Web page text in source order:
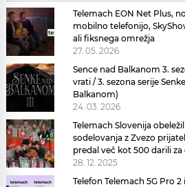
Telemach EON Net Plus,
mobilno telefonijo,
ali fiksnega omrežja
27. 05. 2026
Sence nad Balkanom 3.
vrati / 3. sezona serije
Balkanom)
24. 03. 2026
Telemach Slovenija
sodelovanja z Zvezo
predal več kot 500 darili
28. 12. 2025
Telefon Telemach 5G Pro